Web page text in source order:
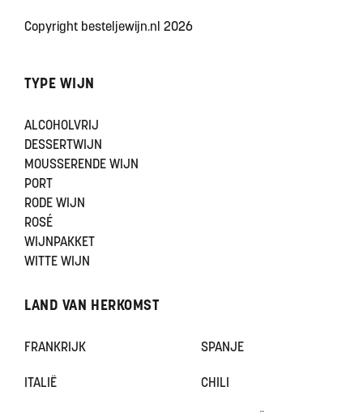
Copyright besteljewijn.nl 2026
TYPE WIJN
ALCOHOLVRIJ
DESSERTWIJN
MOUSSERENDE WIJN
PORT
RODE WIJN
ROSÉ
WIJNPAKKET
WITTE WIJN
LAND VAN HERKOMST
FRANKRIJK SPANJE
ITALIË CHILI